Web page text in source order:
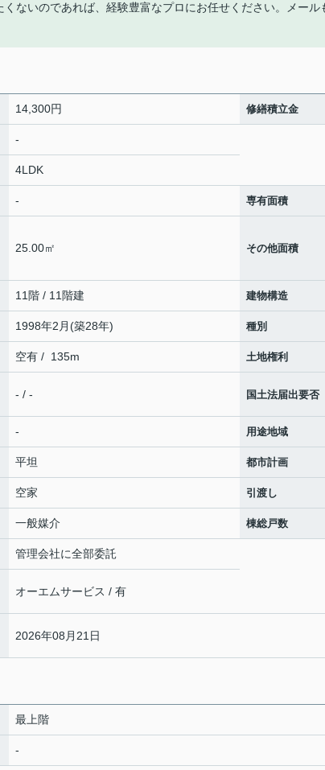
くないのであれば、経験豊富なプロにお任せください。メー
14,300円 修繕積立金
-
4LDK
- 専有面積
25.00㎡ その他面積
11階 / 11階建 建物構造
1998年2月(築28年) 種別
空有 / 135m 土地権利
- / - 国土法届出要否
- 用途地域
平坦 都市計画
空家 引渡し
一般媒介 棟総戸数
管理会社に全部委託
オーエムサービス / 有
2026年08月21日
最上階
-